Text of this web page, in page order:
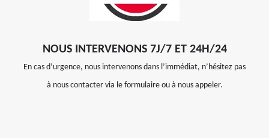
NOUS INTERVENONS 7J/7 ET 24H/24
En cas d’urgence, nous intervenons dans l’immédiat, n’hésitez pas
à nous contacter via le formulaire ou à nous appeler.